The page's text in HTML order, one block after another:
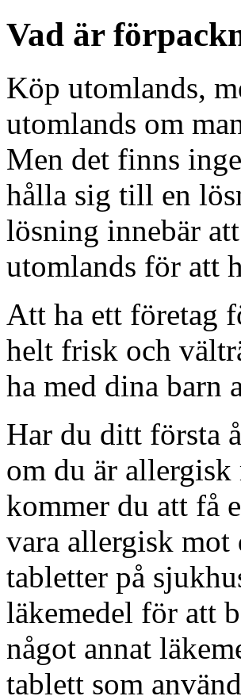
Vad är
Köp utomlands,
utomlands om
Men det finns
hålla sig till en
lösning innebär
utomlands för att
Att ha ett företag
helt frisk och
ha med dina barn
Har du ditt första
om du är
kommer du att få
vara allergisk mot
tabletter på
läkemedel för att
något annat
tablett som